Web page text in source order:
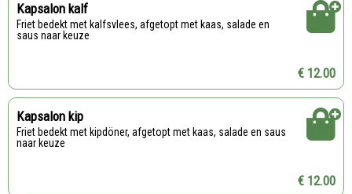
Kapsalon kalf
Friet bedekt met kalfsvlees, afgetopt met kaas, salade en
saus naar keuze
€ 12.00
Kapsalon kip
Friet bedekt met kipdöner, afgetopt met kaas, salade en saus
naar keuze
€ 12.00